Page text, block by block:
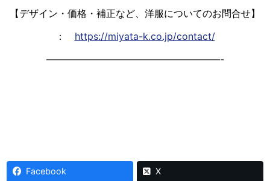
【デザイン・価格・補正など、洋服についてのお問合せ】
： https://miyata-k.co.jp/contact/
——————————————————-
Facebook X